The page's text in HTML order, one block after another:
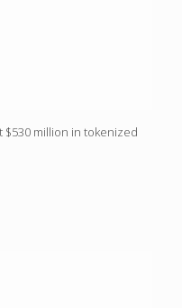
$530 million in tokenized